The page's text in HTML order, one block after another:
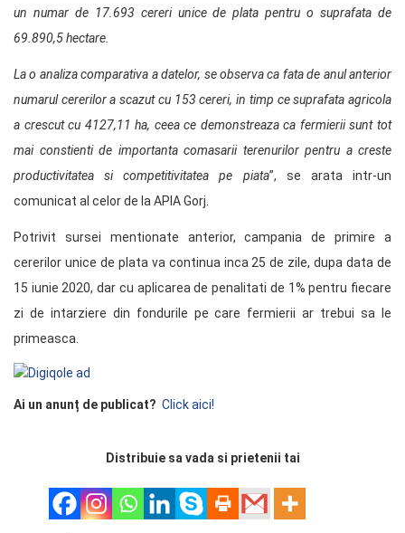
un numar de 17.693 cereri unice de plata pentru o suprafata de
69.890,5 hectare.
La o analiza comparativa a datelor, se observa ca fata de anul anterior
numarul cererilor a scazut cu 153 cereri, in timp ce suprafata agricola
a crescut cu 4127,11 ha, ceea ce demonstreaza ca fermierii sunt tot
mai constienti de importanta comasarii terenurilor pentru a creste
productivitatea si competitivitatea pe piata”, se arata intr-un
comunicat al celor de la APIA Gorj.
Potrivit sursei mentionate anterior, campania de primire a
cererilor unice de plata va continua inca 25 de zile, dupa data de
15 iunie 2020, dar cu aplicarea de penalitati de 1% pentru fiecare
zi de intarziere din fondurile pe care fermierii ar trebui sa le
primeasca.
Ai un anunț de publicat? Click aici!
Distribuie sa vada si prietenii tai